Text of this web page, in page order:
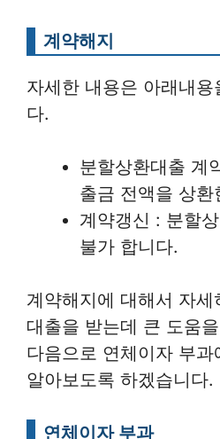
계약해지
자세한 내용은 아래내용
다.
분할상환대출 계
출금 전액을 상환
계약갱신 : 분할
불가 합니다.
계약해지에 대해서 자세
대출을 받는데 큰 도움
다음으로 연체이자 부과
알아보도록 하겠습니다.
연체이자 부과